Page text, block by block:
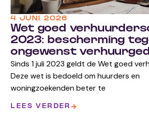
4 JUNI 2026
Wet goed
2023: bescherming
ongewenst
Sinds 1 juli 2023 geldt de Wet goed
Deze wet is bedoeld om huurders en
woningzoekenden beter te
LEES VERDER